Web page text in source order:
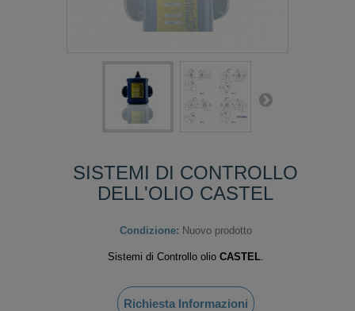
SISTEMI DI CONTROLLO
DELL'OLIO CASTEL
Condizione: Nuovo prodotto
Sistemi di Controllo olio CASTEL.
Richiesta Informazioni